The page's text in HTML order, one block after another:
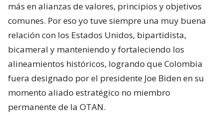
más en alianzas de valores, principios y objetivos
comunes. Por eso yo tuve siempre una muy buena
relación con los Estados Unidos, bipartidista,
bicameral y manteniendo y fortaleciendo los
alineamientos históricos, logrando que Colombia
fuera designado por el presidente Joe Biden en su
momento aliado estratégico no miembro
permanente de la OTAN.